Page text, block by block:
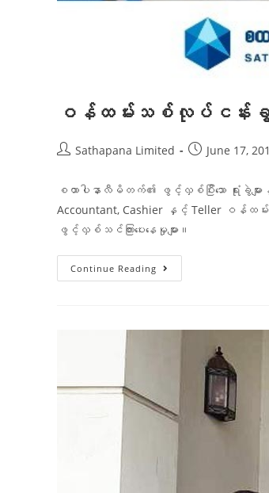
ဝန်ထမ်းသစ်လုပ်ငန်း
Sathapana Limited June 17,
စထာပါနာလီမိတက်၏ ဖွင့်လှစ်ပြီးသော ရုံးခွဲမ
Accountant, Cashier နှင့် Teller ဝ
ဖွင့်လှစ်သင်ကြားပေးနေမှုများ။
Continue Reading